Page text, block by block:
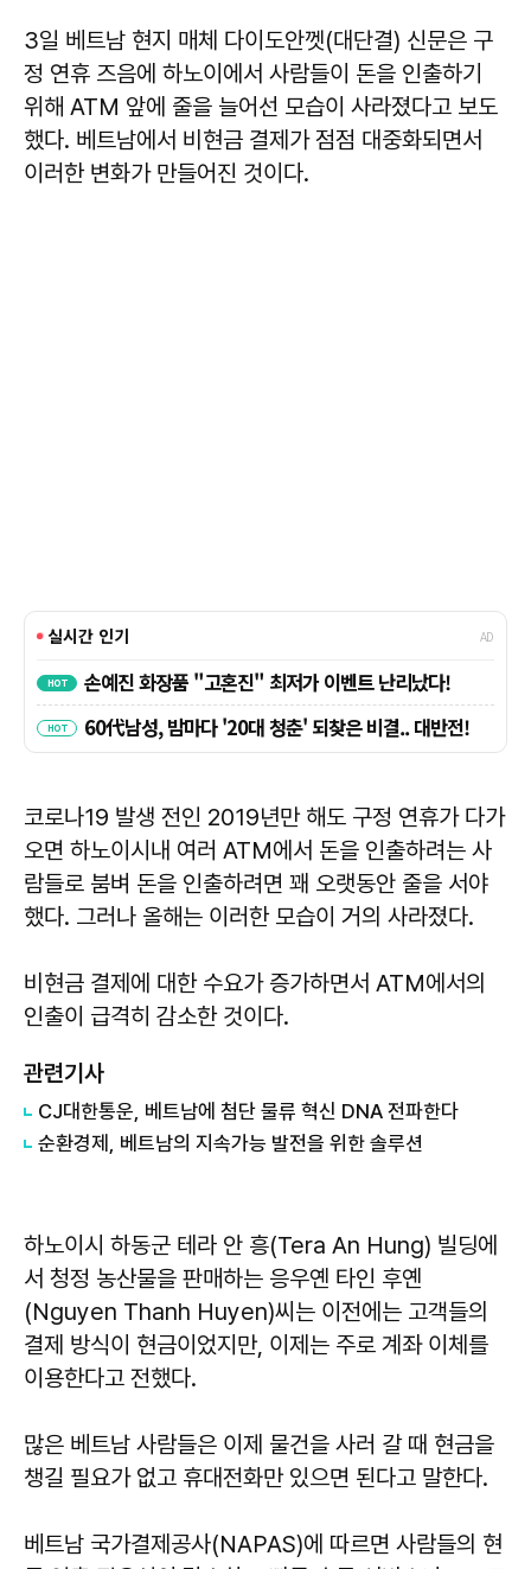
3일 베트남 현지 매체 다이도안껫(대단결) 신문은 구
정 연휴 즈음에 하노이에서 사람들이 돈을 인출하기
위해 ATM 앞에 줄을 늘어선 모습이 사라졌다고 보도
했다. 베트남에서 비현금 결제가 점점 대중화되면서
이러한 변화가 만들어진 것이다.
코로나19 발생 전인 2019년만 해도 구정 연휴가 다가
오면 하노이시내 여러 ATM에서 돈을 인출하려는 사
람들로 붐벼 돈을 인출하려면 꽤 오랫동안 줄을 서야
했다. 그러나 올해는 이러한 모습이 거의 사라졌다.
비현금 결제에 대한 수요가 증가하면서 ATM에서의
인출이 급격히 감소한 것이다.
관련기사
CJ대한통운, 베트남에 첨단 물류 혁신 DNA 전파한다
순환경제, 베트남의 지속가능 발전을 위한 솔루션
하노이시 하동군 테라 안 흥(Tera An Hung) 빌딩에
서 청정 농산물을 판매하는 응우옌 타인 후옌
(Nguyen Thanh Huyen)씨는 이전에는 고객들의
결제 방식이 현금이었지만, 이제는 주로 계좌 이체를
이용한다고 전했다.
많은 베트남 사람들은 이제 물건을 사러 갈 때 현금을
챙길 필요가 없고 휴대전화만 있으면 된다고 말한다.
베트남 국가결제공사(NAPAS)에 따르면 사람들의 현